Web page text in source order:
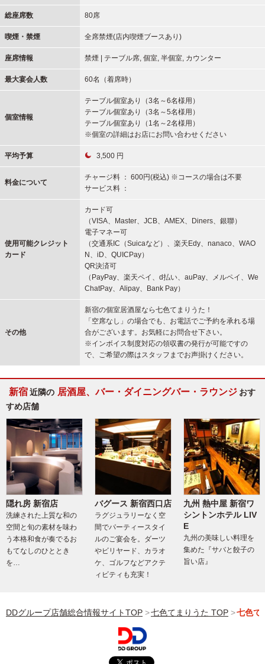
総座席数 80席
喫煙・禁煙 全席禁煙(店内喫煙ブースあり)
座席情報 禁煙 | テーブル席, 個室, 半個室, カウンター
最大宴会人数 60名（着席時）
個室情報
テーブル個室あり（3名～6名様用）
テーブル個室あり（3名～5名様用）
テーブル個室あり（1名～2名様用）
※個室の詳細はお店にお問い合わせください
平均予算 3,500 円
料金について
チャージ料 ： 600円(税込) ※コースの場合は不要
サービス料 ：
使用可能クレジット
カード
カード可
（VISA、Master、JCB、AMEX、Diners、銀聯）
電子マネー可
（交通系IC（Suicaなど）、楽天Edy、nanaco、WAO
N、iD、QUICPay）
QR決済可
（PayPay、楽天ペイ、d払い、auPay、メルペイ、We
ChatPay、Alipay、Bank Pay）
その他
新宿の個室居酒屋なら七色てまりうた！
「空席なし」の場合でも、お電話でご予約を承れる場
合がございます。お気軽にお問合せ下さい。
※インボイス制度対応の領収書の発行が可能ですの
で、ご希望の際はスタッフまでお声掛けください。
新宿近隣の 居酒屋、バー・ダイニングバー・ラウンジ おす
すめ店舗
隠れ房 新宿店
洗練された上質な和の
空間と旬の素材を味わ
う本格和食が奏でるお
もてなしのひととき
を…
バグース 新宿西口店
ラグジュラリーなく空
間でパーティースタイ
ルのご宴会を。ダーツ
やビリヤード、カラオ
ケ、ゴルフなどアクテ
ィビティも充実！
九州 熱中屋 新宿ワ
シントンホテル LIV
E
九州の美味しい料理を
集めた『サバと餃子の
旨い店』
DDグループ店舗総合情報サイトTOP 七色てまりうた TOP 七色て